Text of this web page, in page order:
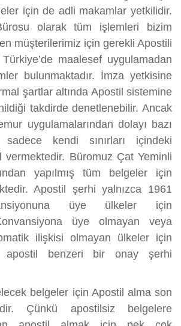
için de adli makamlar yetkilidir.
olarak tüm işlemleri bizim
müşterilerimiz için gerekli Apostili
maalesef uygulamadan
bulunmaktadır. İmza yetkisine
şartlar altında Apostil sistemine
takdirde denetlenebilir. Ancak
uygulamalarından dolayı bazı
sadece kendi sınırları içindeki
vermektedir. Büromuz Çat Yeminli
yapılmış tüm belgeler için
Apostil şerhi yalnızca 1961
üye ülkeler için
üye olmayan veya
ilişkisi olmayan ülkeler için
apostil benzeri bir onay şerhi
belgeler için Apostil alma son
Çünkü apostilsiz belgelere